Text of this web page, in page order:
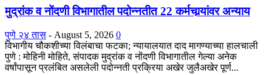
मुद्रांक व नोंदणी विभागातील पदोन्नतीत 22 कर्मचार्‍यांवर अन्याय
पुणे २४ तास - August 5, 2026 0
विभागीय चौकशीच्या विलंबाचा फटका; न्यायालयात दाद मागण्याच्या हालचाली
पुणे : मोहिनी मोहिते, संपादक मुद्रांक व नोंदणी विभागातील गेल्या अनेक
वर्षांपासून प्रलंबित असलेली पदोन्नती प्रक्रिया अखेर जुलैअखेर पूर्ण...